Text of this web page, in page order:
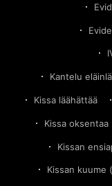
Kantelu
Kissa läähättää
Kissa oksentaa
Kissan
Kissan kuume